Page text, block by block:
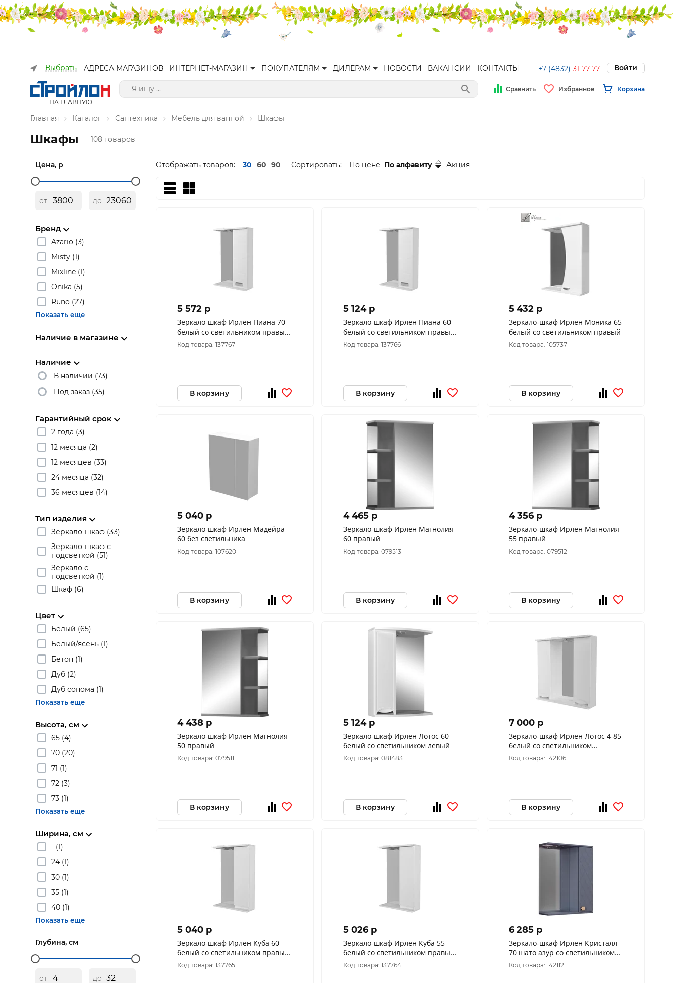
Выбрать АДРЕСА МАГАЗИНОВ ИНТЕРНЕТ-МАГАЗИН ПОКУПАТЕЛЯМ ДИЛЕРАМ НОВОСТИ ВАКАНСИИ КОНТАКТЫ +7 (4832) 31-77-77 Войти
НА ГЛАВНУЮ
Сравнить Избранное Корзина
Главная Каталог Сантехника Мебель для ванной Шкафы
Шкафы 108 товаров
Цена, р
от до
Бренд
Azario (3)
Misty (1)
Mixline (1)
Onika (5)
Runo (27)
Показать еще
Наличие в магазине
Наличие
В наличии (73)
Под заказ (35)
Гарантийный срок
2 года (3)
12 месяца (2)
12 месяцев (33)
24 месяца (32)
36 месяцев (14)
Тип изделия
Зеркало-шкаф (33)
Зеркало-шкаф с
подсветкой (51)
Зеркало с
подсветкой (1)
Шкаф (6)
Цвет
Белый (65)
Белый/ясень (1)
Бетон (1)
Дуб (2)
Дуб сонома (1)
Показать еще
Высота, см
65 (4)
70 (20)
71 (1)
72 (3)
73 (1)
Показать еще
Ширина, см
- (1)
24 (1)
30 (1)
35 (1)
40 (1)
Показать еще
Глубина, см
от до
Отображать товаров: 30 60 90 Сортировать: По цене По алфавиту Акция
5 572 p
Зеркало-шкаф Ирлен Пиана 70
белый со светильником правый
700*750*160
Код товара: 137767
В корзину
5 124 p
Зеркало-шкаф Ирлен Пиана 60
белый со светильником правый
600*750*160
Код товара: 137766
В корзину
5 432 p
Зеркало-шкаф Ирлен Моника 65
белый со светильником правый
Код товара: 105737
В корзину
5 040 p
Зеркало-шкаф Ирлен Мадейра
60 без светильника
Код товара: 107620
В корзину
4 465 p
Зеркало-шкаф Ирлен Магнолия
60 правый
Код товара: 079513
В корзину
4 356 p
Зеркало-шкаф Ирлен Магнолия
55 правый
Код товара: 079512
В корзину
4 438 p
Зеркало-шкаф Ирлен Магнолия
50 правый
Код товара: 079511
В корзину
5 124 p
Зеркало-шкаф Ирлен Лотос 60
белый со светильником левый
Код товара: 081483
В корзину
7 000 p
Зеркало-шкаф Ирлен Лотос 4-85
белый со светильником
850*750*220
Код товара: 142106
В корзину
5 040 p
Зеркало-шкаф Ирлен Куба 60
белый со светильником правый
600*750*160
Код товара: 137765
5 026 p
Зеркало-шкаф Ирлен Куба 55
белый со светильником правый
550*750*160
Код товара: 137764
6 285 p
Зеркало-шкаф Ирлен Кристалл
70 шато азур со светильником
правый, ручка кнопка дуб
700*750*160
Код товара: 142112